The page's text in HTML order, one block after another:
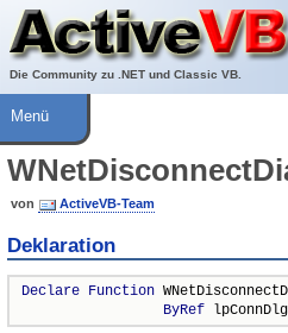
Die Community zu .NET und Classic VB.
Über ActiveVB
Hilfe
Menü
von ActiveVB-Team
Deklaration
Declare Function
ByRef